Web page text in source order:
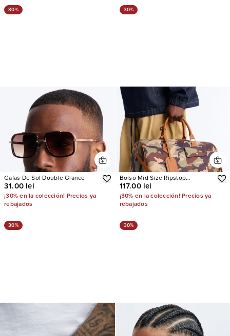
30%
Gafas De Sol Double Glance
31.00 lei
¡30% en la colección! Precios ya
rebajados
30%
Bolso Mid Size Ripstop
Weekender Duffle
117.00 lei
¡30% en la colección! Precios ya
rebajados
30% 30%